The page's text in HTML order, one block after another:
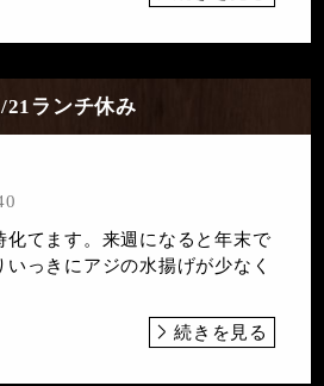
21ランチ休み
化てます。来週になると年末で
っきにアジの水揚げが少なく
続きを見る